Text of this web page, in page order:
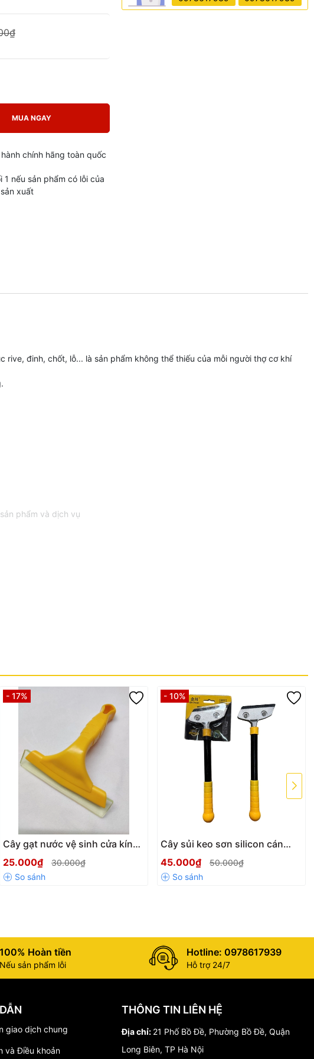
MUA NGAY
hành chính hãng toàn quốc
1 nếu sản phẩm có lỗi của
xuất
đinh, chốt, lỗ... là sản phẩm không thể thiếu của mỗi người thợ cơ khí
phẩm và dịch vụ
hỏng, hoặc qua thời gian sử dụng lâu dài.
- 17%
Cây gạt nước vệ sinh cửa kính,
dán phim cách nhiệt, gạt dán
decal ô tô xe hơi bằng silicon
tiện dụng
25.000₫ 30.000₫
- 10%
Cây sủi keo sơn silicon cán
vàng đen chiều dài 300mm,
bàn cạo vệ sinh tường siêu sắc
bén tiện dụng
45.000₫ 50.000₫
100% Hoàn tiền
Nếu sản phẩm lỗi
Hotline: 0978617939
Hỗ trợ 24/7
giao dịch chung
và Điều khoản
THÔNG TIN LIÊN HỆ
Địa chỉ: 21 Phố Bồ Đề, Phường Bồ Đề, Quận
Long Biên, TP Hà Nội